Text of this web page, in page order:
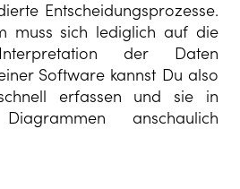
Entscheidungsprozesse.
muss sich lediglich auf die
der Daten
Software kannst Du also
erfassen und sie in
anschaulich